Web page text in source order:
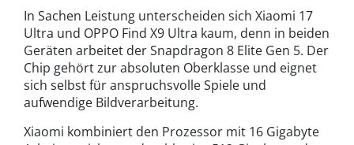
In Sachen Leistung unterscheiden sich Xiaomi 17
Ultra und OPPO Find X9 Ultra kaum, denn in beiden
Geräten arbeitet der Snapdragon 8 Elite Gen 5. Der
Chip gehört zur absoluten Oberklasse und eignet
sich selbst für anspruchsvolle Spiele und
aufwendige Bildverarbeitung.
Xiaomi kombiniert den Prozessor mit 16 Gigabyte